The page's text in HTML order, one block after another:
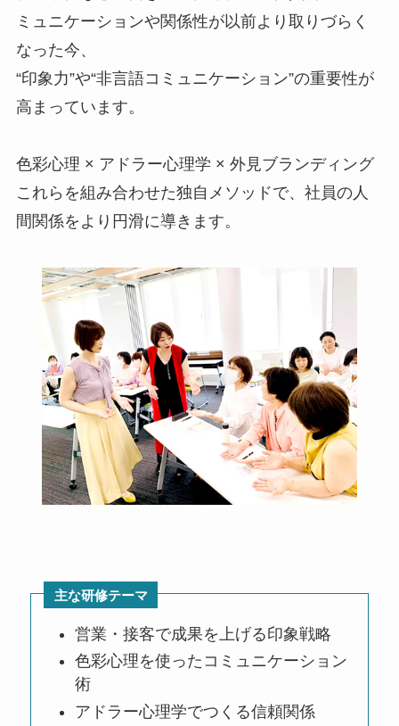
ミュニケーションや関係性が以前より取りづらく
なった今、
“印象力”や“非言語コミュニケーション”の重要性が
高まっています。
色彩心理 × アドラー心理学 × 外見ブランディング
これらを組み合わせた独自メソッドで、社員の人
間関係をより円滑に導きます。
主な研修テーマ
営業・接客で成果を上げる印象戦略
色彩心理を使ったコミュニケーション
術
アドラー心理学でつくる信頼関係